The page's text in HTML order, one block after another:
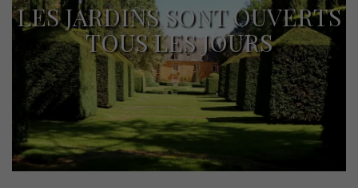
LES JARDINS SONT OUVERTS
TOUS LES JOURS